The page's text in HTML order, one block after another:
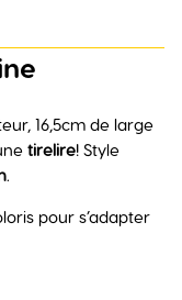
16,5cm de large
tirelire! Style
.
pour s’adapter